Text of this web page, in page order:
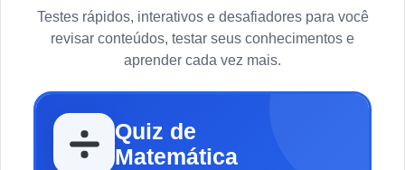
Testes rápidos, interativos e desafiadores para você
revisar conteúdos, testar seus conhecimentos e
aprender cada vez mais.
Quiz de
Matemática